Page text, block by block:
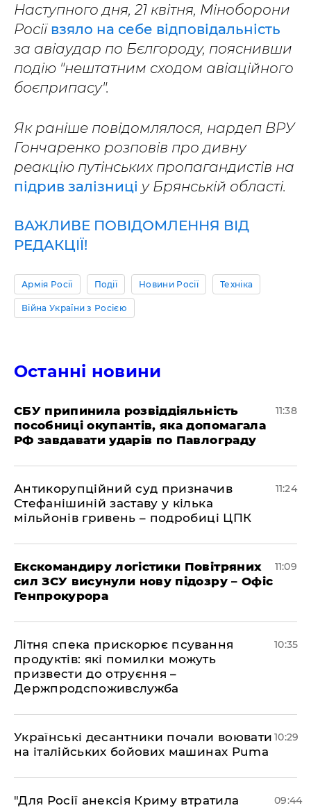
Наступного дня, 21 квітня, Міноборони
Росії взяло на себе відповідальність
за авіаудар по Бєлгороду, пояснивши
подію "нештатним сходом авіаційного
боєприпасу".
Як раніше повідомлялося, нардеп ВРУ
Гончаренко розповів про дивну
реакцію путінських пропагандистів на
підрив залізниці у Брянській області.
ВАЖЛИВЕ ПОВІДОМЛЕННЯ ВІД
РЕДАКЦІЇ!
Армія Росії Події Новини Росії Техніка
Війна України з Росією
Останні новини
СБУ припинила розвіддіяльність
пособниці окупантів, яка допомагала
РФ завдавати ударів по Павлограду
11:38
Антикорупційний суд призначив
Стефанішиній заставу у кілька
мільйонів гривень – подробиці ЦПК
11:24
Екскомандиру логістики Повітряних
сил ЗСУ висунули нову підозру – Офіс
Генпрокурора
11:09
Літня спека прискорює псування
продуктів: які помилки можуть
призвести до отруєння –
Держпродспоживслужба
10:35
Українські десантники почали воювати
на італійських бойових машинах Puma
10:29
"Для Росії анексія Криму втратила
09:44